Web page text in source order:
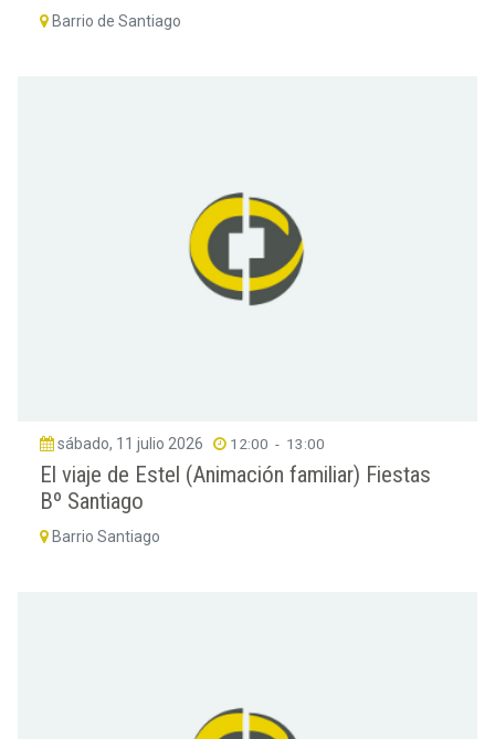
Barrio de Santiago
sábado, 11 julio 2026 12:00 - 13:00
El viaje de Estel (Animación familiar) Fiestas
Bº Santiago
Barrio Santiago